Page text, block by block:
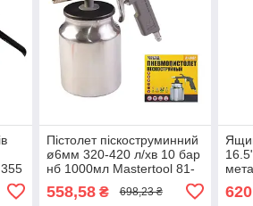
Пістолет піскоструминний
ø6мм 320-420 л/хв 10 бар
нб 1000мл Mastertool 81-
558,58₴ 698,23 ₴